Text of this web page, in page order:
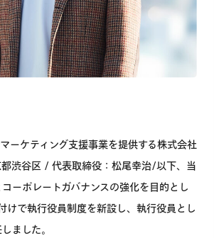
ケティング支援事業を提供する株式会社
都渋谷区 / 代表取締役：松尾幸治/以下、当
ーポレートガバナンスの強化を目的とし
で執行役員制度を新設し、執行役員とし
ました。